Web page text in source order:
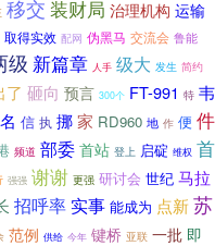
移交 装财局 治理机构 运输
取得实效 配网 伪黑马 交流会 鲁能
级 新篇章 人手 级大 发生 简约
了 砸向 预言 300个 FT-991 特 韦
信 执 挪家 RD960 地 作 便 件
频道 部委 首站 登上 启碇 维权 首
强强 谢谢 更强 研讨会 世纪 马拉
招呼率 实事 能成为 点新苏
范例 供给 今年 键桥 亚联 一批 即